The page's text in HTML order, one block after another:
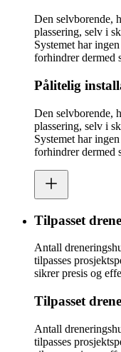
Den selvborende,
plassering, selv i
Systemet har
forhindrer dermed
Pålitelig
Den selvborende,
plassering, selv i
Systemet har
forhindrer dermed
Tilpasset
Antall
tilpasses
sikrer presis og
Tilpasset
Antall
tilpasses